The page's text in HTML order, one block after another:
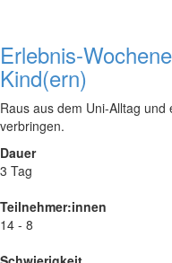
Erlebnis-
Kind(ern)
Raus aus dem Uni-Alltag
verbringen.
Dauer
3 Tag
Teilnehmer:innen
14 - 8